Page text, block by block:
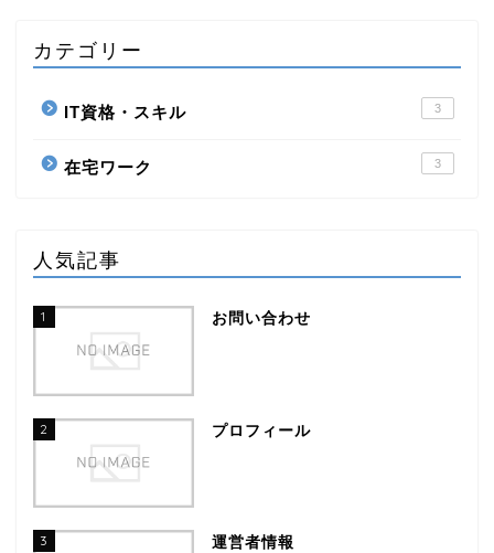
カテゴリー
IT資格・スキル 3
在宅ワーク 3
人気記事
1 お問い合わせ
2 プロフィール
3 運営者情報